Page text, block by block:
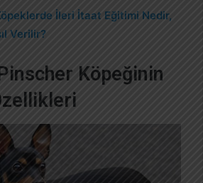
İleri İtaat Eğitimi Nedir,
Verilir?
Köpeğinin